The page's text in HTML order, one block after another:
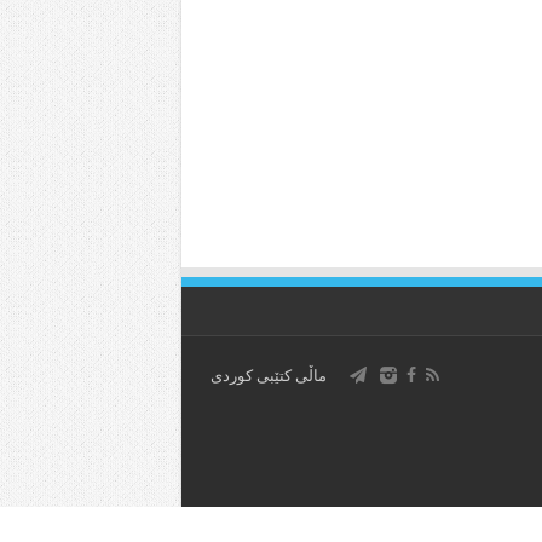
ماڵی کتێبی کوردی